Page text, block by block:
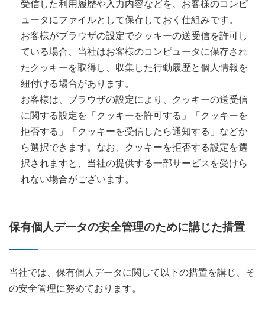
受信した利用履歴や入力内容などを、お客様のコンピ
ュータにファイルとして保存しておく仕組みです。
お客様がブラウザの設定でクッキーの送受信を許可し
ている場合、当社はお客様のコンピュータに保存され
たクッキーを取得し、収集した行動履歴と個人情報を
紐付ける場合があります。
お客様は、ブラウザの設定により、クッキーの送受信
に関する設定を「クッキーを許可する」「クッキーを
拒否する」「クッキーを受信したら通知する」などか
ら選択できます。なお、クッキーを拒否する設定を選
択されますと、当社の提供する一部サービスを受けら
れない場合がございます。
保有個人データの安全管理のために講じた措置
当社では、保有個人データに関して以下の措置を講じ、そ
の安全管理に努めております。